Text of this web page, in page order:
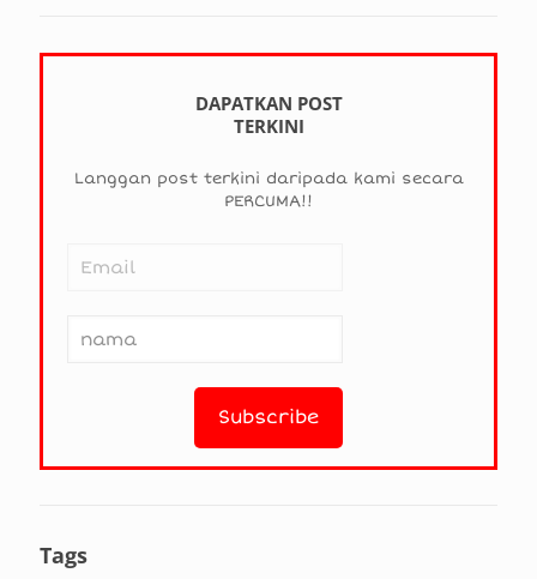
DAPATKAN POST
TERKINI
Langgan post terkini daripada kami secara
PERCUMA!!
Tags